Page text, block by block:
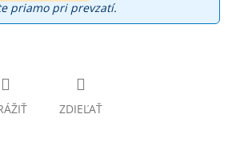
priamo pri prevzatí.
ZDIEĽAŤ